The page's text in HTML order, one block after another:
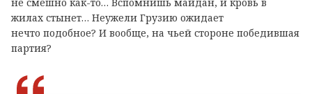
жилах стынет… Неужели Грузию ожидает
нечто подобное? И вообще, на чьей стороне победившая
партия?